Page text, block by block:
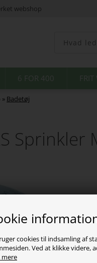
cookies til indsamling af
Ved at klikke videre,
webshop
6 FOR 400
» Badetøj